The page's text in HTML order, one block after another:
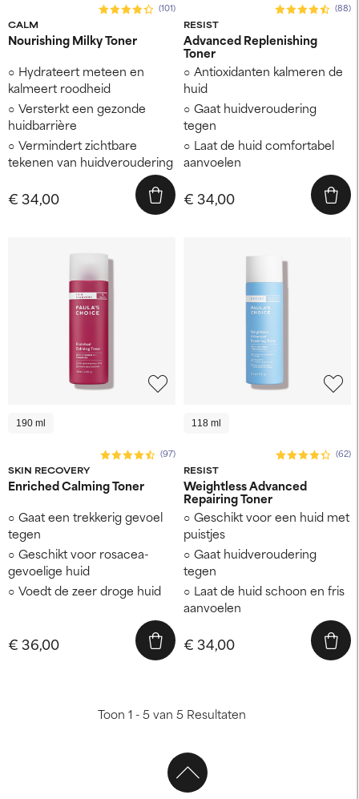
CALM
(101)
Nourishing Milky Toner
Hydrateert meteen en
kalmeert roodheid
Versterkt een gezonde
huidbarrière
Vermindert zichtbare
tekenen van huidveroudering
€ 34,00
RESIST
(88)
Advanced Replenishing
Toner
Antioxidanten kalmeren de
huid
Gaat huidveroudering
tegen
Laat de huid comfortabel
aanvoelen
€ 34,00
190 ml
SKIN RECOVERY
(97)
Enriched Calming Toner
Gaat een trekkerig gevoel
tegen
Geschikt voor rosacea-
gevoelige huid
Voedt de zeer droge huid
€ 36,00
118 ml
RESIST
(62)
Weightless Advanced
Repairing Toner
Geschikt voor een huid met
puistjes
Gaat huidveroudering
tegen
Laat de huid schoon en fris
aanvoelen
€ 34,00
Toon 1 - 5 van 5 Resultaten